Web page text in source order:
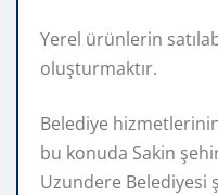
Yerel ürünlerin
oluşturmaktır.
Belediye
bu konuda Sakin
Uzundere Belediyesi